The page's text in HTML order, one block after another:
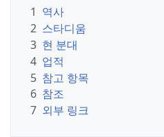
1 역사
2 스타디움
3 현 분대
4 업적
5 참고 항목
6 참조
7 외부 링크